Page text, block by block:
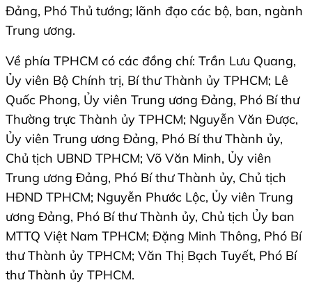
Đảng, Phó Thủ tướng; lãnh đạo các bộ, ban, ngành
Trung ương.
Về phía TPHCM có các đồng chí: Trần Lưu Quang,
Ủy viên Bộ Chính trị, Bí thư Thành ủy TPHCM; Lê
Quốc Phong, Ủy viên Trung ương Đảng, Phó Bí thư
Thường trực Thành ủy TPHCM; Nguyễn Văn Được,
Ủy viên Trung ương Đảng, Phó Bí thư Thành ủy,
Chủ tịch UBND TPHCM; Võ Văn Minh, Ủy viên
Trung ương Đảng, Phó Bí thư Thành ủy, Chủ tịch
HĐND TPHCM; Nguyễn Phước Lộc, Ủy viên Trung
ương Đảng, Phó Bí thư Thành ủy, Chủ tịch Ủy ban
MTTQ Việt Nam TPHCM; Đặng Minh Thông, Phó Bí
thư Thành ủy TPHCM; Văn Thị Bạch Tuyết, Phó Bí
thư Thành ủy TPHCM.